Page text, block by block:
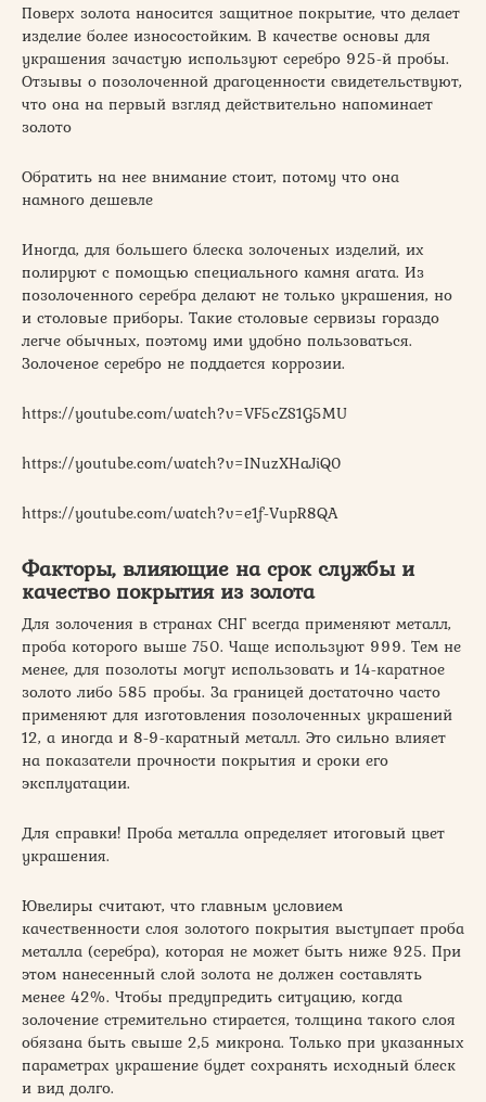
Поверх золота наносится защитное покрытие, что делает
изделие более износостойким. В качестве основы для
украшения зачастую используют серебро 925-й пробы.
Отзывы о позолоченной драгоценности свидетельствуют,
что она на первый взгляд действительно напоминает
золото
Обратить на нее внимание стоит, потому что она
намного дешевле
Иногда, для большего блеска золоченых изделий, их
полируют с помощью специального камня агата. Из
позолоченного серебра делают не только украшения, но
и столовые приборы. Такие столовые сервизы гораздо
легче обычных, поэтому ими удобно пользоваться.
Золоченое серебро не поддается коррозии.
https://youtube.com/watch?v=VF5cZS1G5MU
https://youtube.com/watch?v=INuzXHaJiQ0
https://youtube.com/watch?v=e1f-VupR8QA
Факторы, влияющие на срок службы и
качество покрытия из золота
Для золочения в странах СНГ всегда применяют металл,
проба которого выше 750. Чаще используют 999. Тем не
менее, для позолоты могут использовать и 14-каратное
золото либо 585 пробы. За границей достаточно часто
применяют для изготовления позолоченных украшений
12, а иногда и 8-9-каратный металл. Это сильно влияет
на показатели прочности покрытия и сроки его
эксплуатации.
Для справки! Проба металла определяет итоговый цвет
украшения.
Ювелиры считают, что главным условием
качественности слоя золотого покрытия выступает проба
металла (серебра), которая не может быть ниже 925. При
этом нанесенный слой золота не должен составлять
менее 42%. Чтобы предупредить ситуацию, когда
золочение стремительно стирается, толщина такого слоя
обязана быть свыше 2,5 микрона. Только при указанных
параметрах украшение будет сохранять исходный блеск
и вид долго.